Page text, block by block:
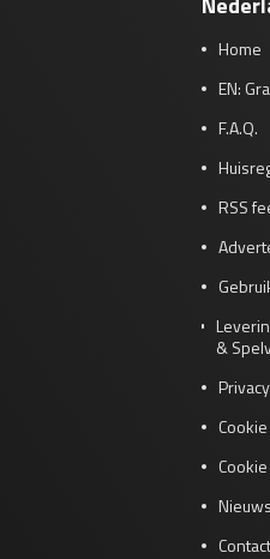
Home
EN:
F.A.Q.
RSS
&